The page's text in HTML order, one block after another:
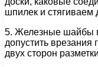
шпилек и стягиваем
5. Железные шайбы
допустить врезания
двух сторон